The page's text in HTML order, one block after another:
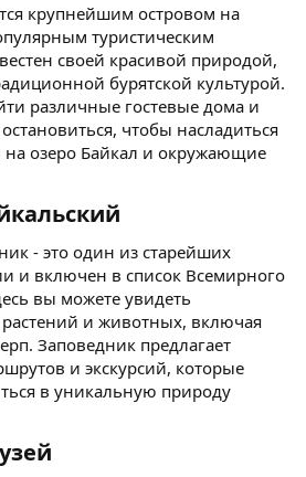
крупнейшим островом на
туристическим
своей красивой природой,
бурятской культурой.
различные гостевые дома и
чтобы насладиться
озеро Байкал и окружающие
- это один из старейших
и включен в список Всемирного
вы можете увидеть
и животных, включая
Заповедник предлагает
и экскурсий, которые
в уникальную природу